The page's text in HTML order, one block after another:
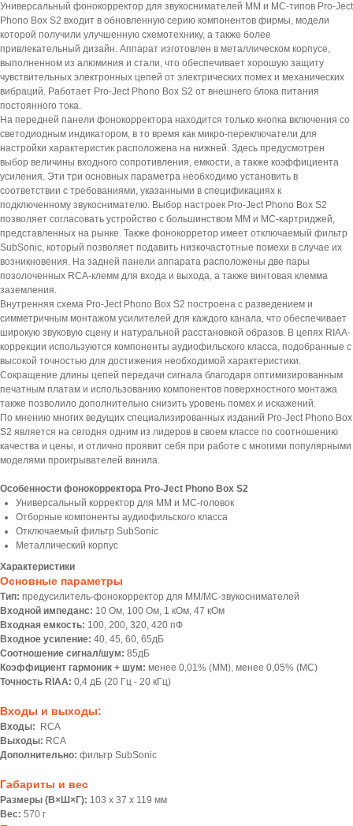
Универсальный фонокорректор для звукоснимателей MM и MC-типов Pro-Ject
Phono Box S2 входит в обновленную серию компонентов фирмы, модели
которой получили улучшенную схемотехнику, а также более
привлекательный дизайн. Аппарат изготовлен в металлическом корпусе,
выполненном из алюминия и стали, что обеспечивает хорошую защиту
чувствительных электронных цепей от электрических помех и механических
вибраций. Работает Pro-Ject Phono Box S2 от внешнего блока питания
постоянного тока.
На передней панели фонокорректора находится только кнопка включения со
светодиодным индикатором, в то время как микро-переключатели для
настройки характеристик расположена на нижней. Здесь предусмотрен
выбор величины входного сопротивления, емкости, а также коэффициента
усиления. Эти три основных параметра необходимо установить в
соответствии с требованиями, указанными в спецификациях к
подключенному звукоснимателю. Выбор настроек Pro-Ject Phono Box S2
позволяет согласовать устройство с большинством MM и MC-картриджей,
представленных на рынке. Также фонокорретор имеет отключаемый фильтр
SubSonic, который позволяет подавить низкочастотные помехи в случае их
возникновения. На задней панели аппарата расположены две пары
позолоченных RCA-клемм для входа и выхода, а также винтовая клемма
заземления.
Внутренняя схема Pro-Ject Phono Box S2 построена с разведением и
симметричным монтажом усилителей для каждого канала, что обеспечивает
широкую звуковую сцену и натуральной расстановкой образов. В цепях RIAA-
коррекции используются компоненты аудиофильского класса, подобранные с
высокой точностью для достижения необходимой характеристики.
Сокращение длины цепей передачи сигнала благодаря оптимизированным
печатным платам и использованию компонентов поверхностного монтажа
также позволило дополнительно снизить уровень помех и искажений.
По мнению многих ведущих специализированных изданий Pro-Ject Phono Box
S2 является на сегодня одним из лидеров в своем классе по соотношению
качества и цены, и отлично проявит себя при работе с многими популярными
моделями проигрывателей винила.
Особенности фонокорректора Pro-Ject Phono Box S2
Универсальный корректор для MM и MC-головок
Отборные компоненты аудиофильского класса
Отключаемый фильтр SubSonic
Металлический корпус
Характеристики
Основные параметры
Тип: предусилитель-фонокорректор для MM/MC-звукоснимателей
Входной импеданс: 10 Ом, 100 Ом, 1 кОм, 47 кОм
Входная емкость: 100, 200, 320, 420 пФ
Входное усиление: 40, 45, 60, 65дБ
Соотношение сигнал/шум: 85дБ
Коэффициент гармоник + шум: менее 0,01% (ММ), менее 0,05% (МС)
Точность RIAA: 0,4 дБ (20 Гц - 20 кГц)
Входы и выходы:
Входы:
RCA
Выходы: RCA
Дополнительно: фильтр SubSonic
Габариты и вес
Размеры (В×Ш×Г): 103 х 37 х 119 мм
Вес: 570 г